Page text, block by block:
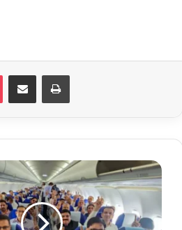
Pocket Share via Email Print